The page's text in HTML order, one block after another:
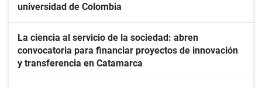
universidad de Colombia
La ciencia al servicio de la sociedad: abren
convocatoria para financiar proyectos de innovación
y transferencia en Catamarca